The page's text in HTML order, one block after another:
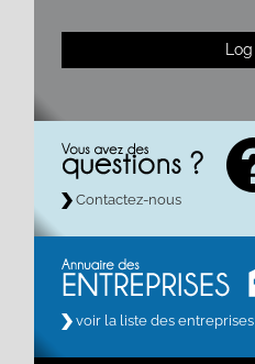
Contactez-nous
voir la liste des entreprises